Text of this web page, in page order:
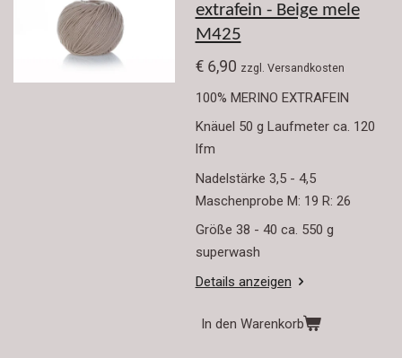
extrafein - Beige mele
M425
€ 6,90 zzgl. Versandkosten
100% MERINO EXTRAFEIN
Knäuel 50 g Laufmeter ca. 120
lfm
Nadelstärke 3,5 - 4,5
Maschenprobe M: 19 R: 26
Größe 38 - 40 ca. 550 g
superwash
Details anzeigen
In den Warenkorb